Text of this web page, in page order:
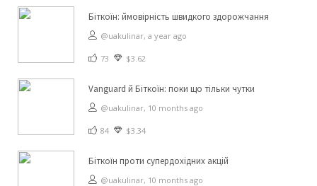
Біткоїн: ймовірність швидкого здорожчання
@uakulinar, a year ago
73 $3.62
Vanguard й Біткоїн: поки що тільки чутки
@uakulinar, 10 months ago
84 $3.34
Біткоїн проти супердохідних акцій
@uakulinar, 10 months ago